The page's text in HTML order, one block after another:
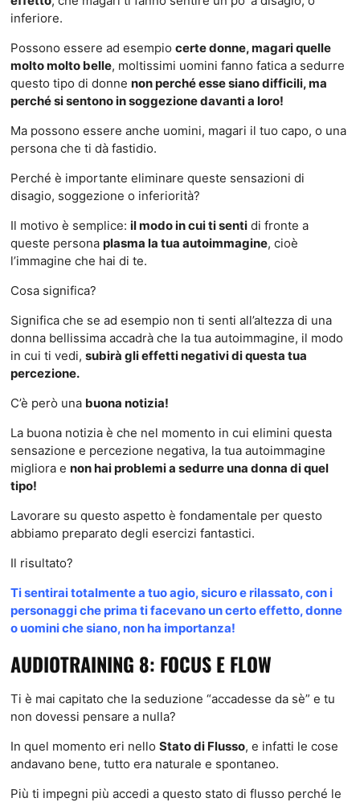
inferiore.
Possono essere ad esempio certe donne, magari quelle
molto molto belle, moltissimi uomini fanno fatica a sedurre
questo tipo di donne non perché esse siano difficili, ma
perché si sentono in soggezione davanti a loro!
Ma possono essere anche uomini, magari il tuo capo, o una
persona che ti dà fastidio.
Perché è importante eliminare queste sensazioni di
disagio, soggezione o inferiorità?
Il motivo è semplice: il modo in cui ti sentidi fronte a
queste persona plasma la tua autoimmagine, cioè
l’immagine che hai di te.
Cosa significa?
Significa che se ad esempio non ti senti all’altezza di una
donna bellissima accadrà che la tua autoimmagine, il modo
in cui ti vedi, subirà gli effetti negativi di questa tua
percezione.
C’è però una buona notizia!
La buona notizia è che nel momento in cui elimini questa
sensazione e percezione negativa, la tua autoimmagine
migliora e non hai problemi a sedurre una donna di quel
tipo!
Lavorare su questo aspetto è fondamentale per questo
abbiamo preparato degli esercizi fantastici.
Il risultato?
Ti sentirai totalmente a tuo agio, sicuro e rilassato, con i
personaggi che prima ti facevano un certo effetto, donne
o uomini che siano, non ha importanza!
AUDIOTRAINING 8: FOCUS E FLOW
Ti è mai capitato che la seduzione “accadesse da sè” e tu
non dovessi pensare a nulla?
In quel momento eri nello Stato di Flusso, e infatti le cose
andavano bene, tutto era naturale e spontaneo.
Più ti impegni più accedi a questo stato di flusso perché le